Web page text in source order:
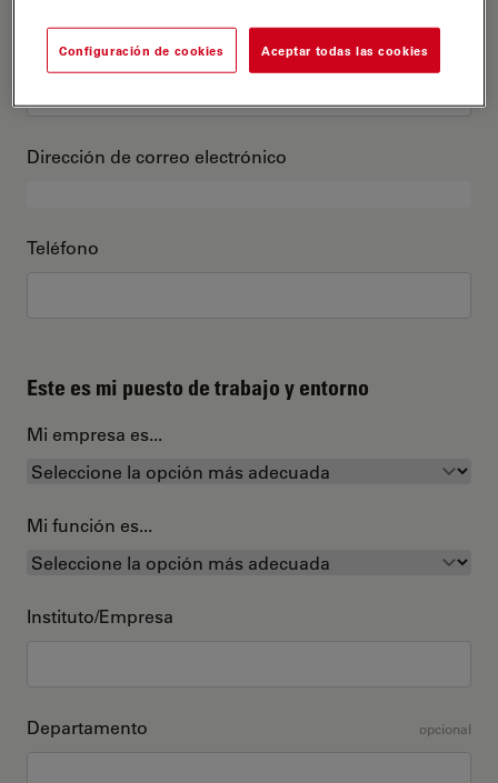
Apellido
Dirección de correo electrónico
Teléfono
Este es mi puesto de trabajo y entorno
Mi empresa es...
Mi función es...
Instituto/Empresa
Departamento opcional
Configuración de cookies Aceptar todas las cookies